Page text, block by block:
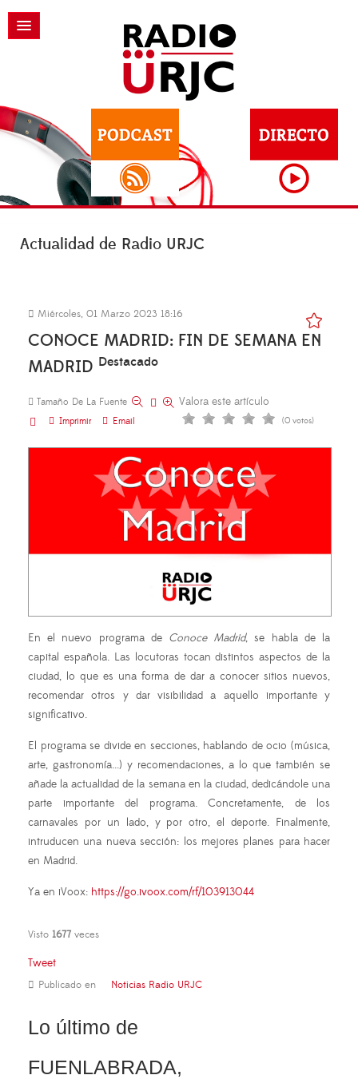
Actualidad de Radio URJC
Miércoles, 01 Marzo 2023 18:16
CONOCE MADRID: FIN DE SEMANA EN
MADRID Destacado
Tamaño De La Fuente
Imprimir
Email
Valora este artículo
(0 votos)
En el nuevo programa de Conoce Madrid, se habla de la
capital española. Las locutoras tocan distintos aspectos de la
ciudad, lo que es una forma de dar a conocer sitios nuevos,
recomendar otros y dar visibilidad a aquello importante y
significativo.
El programa se divide en secciones, hablando de ocio (música,
arte, gastronomía...) y recomendaciones, a lo que también se
añade la actualidad de la semana en la ciudad, dedicándole una
parte importante del programa. Concretamente, de los
carnavales por un lado, y por otro, el deporte. Finalmente,
intruducen una nueva sección: los mejores planes para hacer
en Madrid.
Ya en iVoox: https://go.ivoox.com/rf/103913044
Visto 1677 veces
Tweet
Publicado en Noticias Radio URJC
Lo último de
FUENLABRADA,